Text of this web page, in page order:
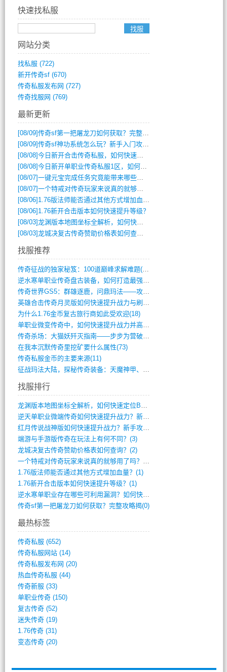
快速找私服
网站分类
找私服 (722)
新开传奇sf(670)
传奇私服发布网 (727)
传奇找服网 (769)
最新更新
[08/09]传奇sf第一把屠龙刀如何获取？完整攻略揭秘
[08/09]传奇sf神功系统怎么玩？新手入门攻略全解析
[08/08]今日新开合击传奇私服，如何快速提升角色战力？
[08/08]今日新开单职业传奇私服1区，如何快速升级与获取顶级装备？
[08/07]一键元宝完成任务究竟能带来哪些超值优势？
[08/07]一个特戒对传奇玩家来说真的就够用了吗？
[08/06] 1.76版法师能否通过其他方式增加血量？
[08/06] 1.76新开合击版本如何快速提升等级？
[08/03]龙渊版本地图坐标全解析，如何快速定位BOSS位置？
[08/03]龙城决复古传奇赞助价格表如何查询？
找服推荐
传奇征战的独家秘笈：100道巅峰求解难题(366)
逆水寒单职业传奇盘古装备，如何打造最强战(491)
传奇世界GS5：群雄逐鹿，问鼎玛法——攻(626)
英雄合击传奇月灵版如何快速提升战力与刷装(381)
为什么1.76金币复古旅行商如此受欢迎(18)
单职业微变传奇中，如何快速提升战力并高效(5)
传奇杀场：大猫妖歼灭指南——步步为营破强(347)
在我本沉默传奇里挖矿要什么属性(73)
传奇私服金币的主要来源(11)
征战玛法大陆，探秘传奇装备：天魔神甲、屠(870)
找服排行
龙渊版本地图坐标全解析，如何快速定位BO(4)
逆天单职业微端传奇如何快速提升战力？新手(4)
红月传说战神版如何快速提升战力？新手攻略(3)
端游与手游版传奇在玩法上有何不同？(3)
龙城决复古传奇赞助价格表如何查询？(2)
一个特戒对传奇玩家来说真的就够用了吗？(1)
1.76版法师能否通过其他方式增加血量？(1)
1.76新开合击版本如何快速提升等级？(1)
逆水寒单职业存在哪些可利用漏洞？如何快速(1)
传奇sf第一把屠龙刀如何获取？完整攻略揭(0)
最热标签
传奇私服 (652)
传奇私服网站(14)
传奇私服发布网 (20)
热血传奇私服 (44)
传奇新服 (33)
单职业传奇(150)
复古传奇(52)
迷失传奇(19)
1.76传奇(31)
变态传奇(20)